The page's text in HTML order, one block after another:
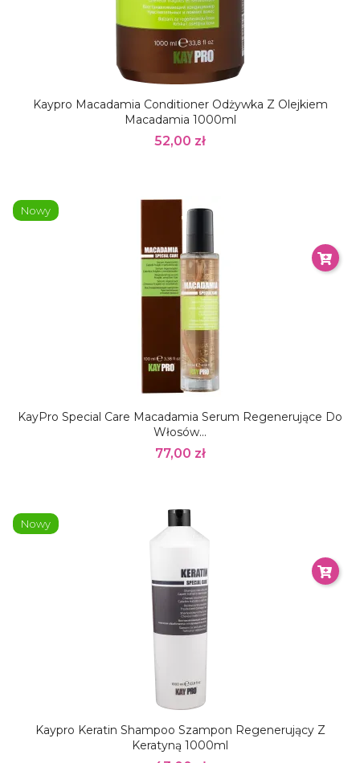
Kaypro Macadamia Conditioner Odżywka Z Olejkiem
Macadamia 1000ml
52,00 zł
KayPro Special Care Macadamia Serum Regenerujące Do
Włosów...
77,00 zł
Nowy
Kaypro Keratin Shampoo Szampon Regenerujący Z
Keratyną 1000ml
Nowy